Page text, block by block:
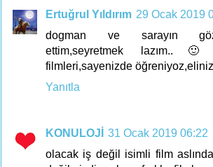
Ertuğrul Yıldırım 29 Ocak 2019
dogman ve sarayın
ettim,seyretmek
filmleri,sayenizde
Yanıtla
KONULOJİ
31 Ocak 2019 06:22
olacak iş değil isimli film